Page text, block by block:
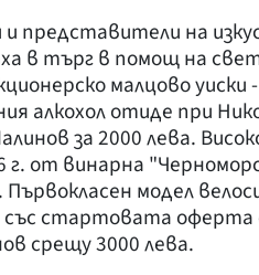
и представители на
в търг в помощ на
малцово
алкохол отиде при
за 2000 лева.
от винарна
модел
със стартовата оферта
срещу 3000 лева.